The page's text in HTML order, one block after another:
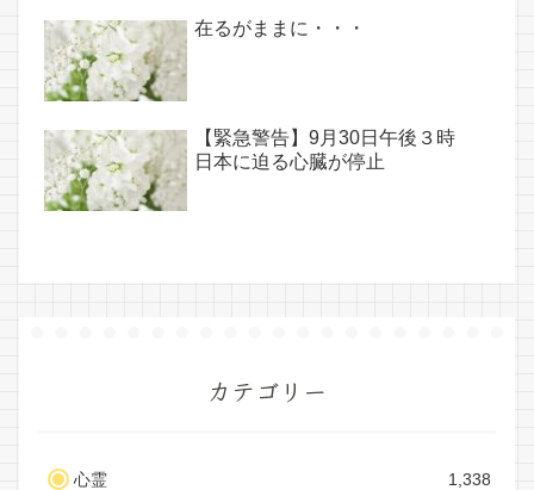
(6/26・28追記あり）
在るがままに・・・
【緊急警告】9月30日午後３時
日本に迫る心臓が停止
カテゴリー
心霊 1,338